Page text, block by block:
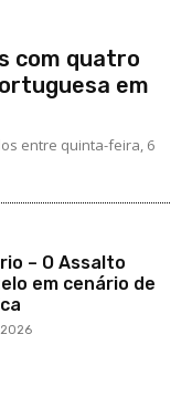
com quatro
em
entre quinta-feira, 6
– O Assalto
em cenário de